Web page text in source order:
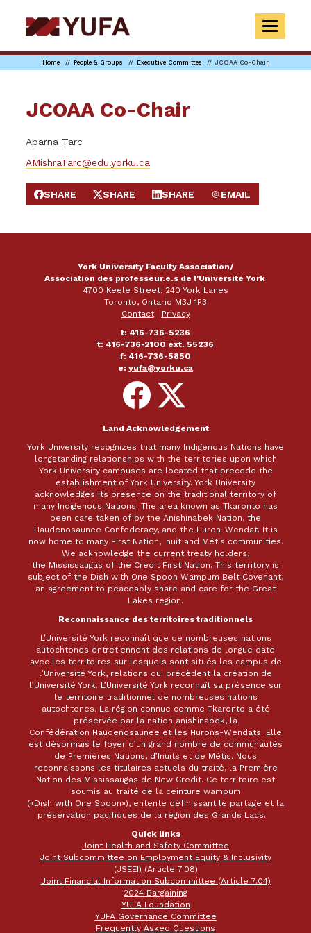
to
main
TOGGLE
Home People & Groups Executive Committee JCOAA Co-Chair
JCOAA Co-Chair
Aparna Tarc
AMishraTarc@edu.yorku.ca
SHARE ON FACEBOOK
SHARE
SHARE ON X
SHARE
SHARE ON LINKEDIN
SHARE
SEND EMAIL
EMAIL
York University Faculty Association/
Association des professeur.e.s de l'Université York
4700 Keele Street, 240 York Lanes
Toronto, Ontario M3J 1P3
Contact|
Privacy
t: 416-736-5236
t: 416-736-2100 ext. 55236
f: 416-736-5850
e: yufa@yorku.ca
Follow
on
Facebook
Follow
on
X
Land Acknowledgement
York University recognizes that many Indigenous Nations have
longstanding relationships with the territories upon which
York University campuses are located that precede the
establishment of York University. York University
acknowledges its presence on the traditional territory of
many Indigenous Nations. The area known as Tkaronto has
been care taken of by the Anishinabek Nation, the
Haudenosaunee Confederacy, and the Huron-Wendat. It is
now home to many First Nation, Inuit and Métis communities.
We acknowledge the current treaty holders,
the Mississaugas of the Credit First Nation. This territory is
subject of the Dish with One Spoon Wampum Belt Covenant,
an agreement to peaceably share and care for the Great
Lakes region.
Reconnaissance des territoires traditionnels
L’Université York reconnaît que de nombreuses nations
autochtones entretiennent des relations de longue date
avec les territoires sur lesquels sont situés les campus de
l’Université York, relations qui précèdent la création de
l’Université York. L’Université York reconnaît sa présence sur
le territoire traditionnel de nombreuses nations
autochtones. La région connue comme Tkaronto a été
préservée par la nation anishinabek, la
Confédération Haudenosaunee et les Hurons-Wendats. Elle
est désormais le foyer d’un grand nombre de communautés
de Premières Nations, d’Inuits et de Métis. Nous
reconnaissons les titulaires actuels du traité, la Première
Nation des Mississaugas de New Credit. Ce territoire est
soumis au traité de la ceinture wampum
(«Dish with One Spoon»), entente définissant le partage et la
préservation pacifiques de la région des Grands Lacs.
Quick links
Joint Health and Safety Committee
Joint Subcommittee on Employment Equity & Inclusivity
(JSEEI) (Article 7.08)
Joint Financial Information Subcommittee (Article 7.04)
2024 Bargaining
YUFA Foundation
YUFA Governance Committee
Frequently Asked Questions